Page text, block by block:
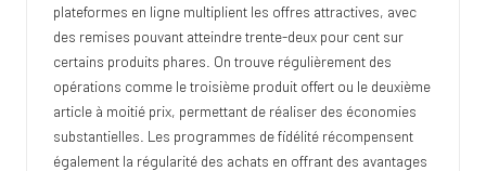
plateformes en ligne multiplient les offres attractives, avec
des remises pouvant atteindre trente-deux pour cent sur
certains produits phares. On trouve régulièrement des
opérations comme le troisième produit offert ou le deuxième
article à moitié prix, permettant de réaliser des économies
substantielles. Les programmes de fidélité récompensent
également la régularité des achats en offrant des avantages